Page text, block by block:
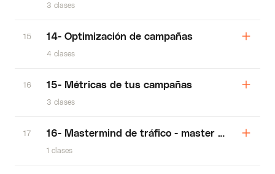
3 clases
15 14- Optimización de campañas
4 clases
16 15- Métricas de tus campañas
3 clases
17 16- Mastermind de tráfico - master muñoz
1 clases